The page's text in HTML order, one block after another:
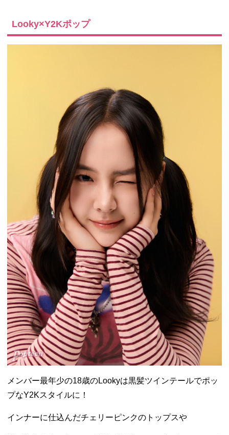
Looky×Y2Kポップ
メンバー最年少の18歳のLookyは黒髪ツインテールでポッ
プなY2Kスタイルに！
インナーに仕込んだチェリーピンクのトップスや